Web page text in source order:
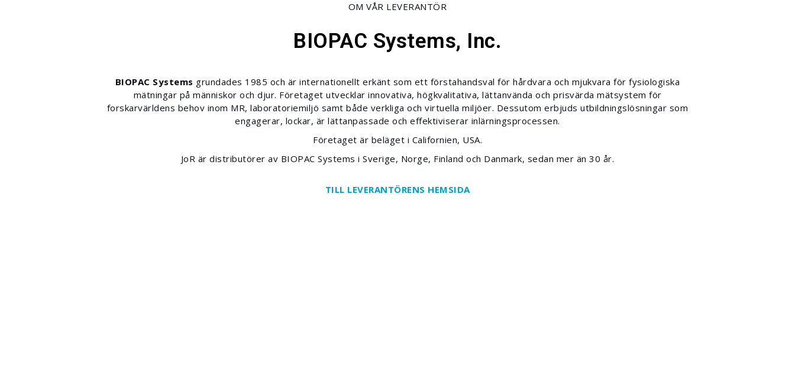
OM VÅR LEVERANTÖR
BIOPAC Systems, Inc.
BIOPAC Systems grundades 1985 och är internationellt erkänt som ett förstahandsval för hårdvara och mjukvara för fysiologiska
mätningar på människor och djur. Företaget utvecklar innovativa, högkvalitativa, lättanvända och prisvärda mätsystem för
forskarvärldens behov inom MR, laboratoriemiljö samt både verkliga och virtuella miljöer. Dessutom erbjuds utbildningslösningar som
engagerar, lockar, är lättanpassade och effektiviserar inlärningsprocessen.
Företaget är beläget i Californien, USA.
JoR är distributörer av BIOPAC Systems i Sverige, Norge, Finland och Danmark, sedan mer än 30 år.
TILL LEVERANTÖRENS HEMSIDA